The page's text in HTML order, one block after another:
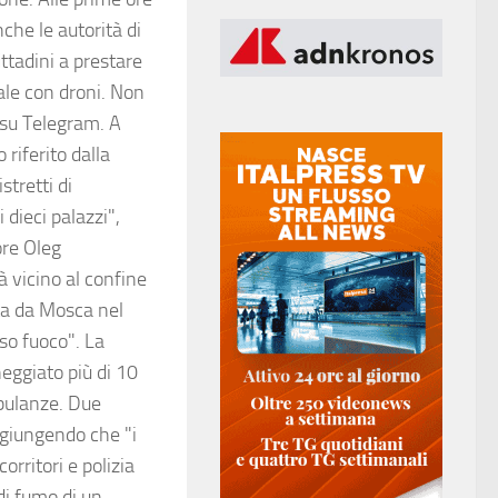
le autorità di
a prestare
con droni. Non
Telegram. A
riferito dalla
di
dieci palazzi",
Oleg
vicino al confine
da Mosca nel
fuoco". La
più di 10
Due
che "i
e polizia